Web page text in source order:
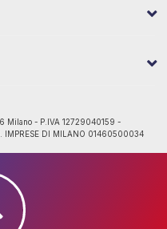
Milano - P.IVA 12729040159 -
IMPRESE DI MILANO 01460500034